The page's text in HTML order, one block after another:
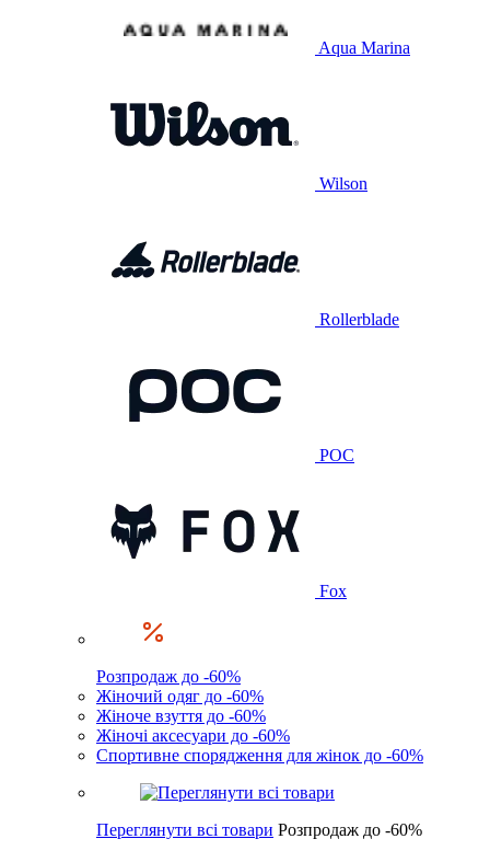
Aqua Marina
Wilson
Rollerblade
POC
Fox
Розпродаж до -60%
Жіночий одяг до -60%
Жіноче взуття до -60%
Жіночі аксесуари до -60%
Спортивне спорядження для жінок до -60%
Переглянути всі товари Розпродаж до -60%